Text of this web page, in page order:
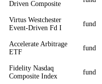
Driven Composite
Virtus Westchester
Event-Driven Fd I
fund
Accelerate Arbitrage
ETF
fund
Fidelity Nasdaq
Composite Index
fund